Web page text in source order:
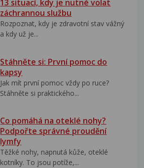
13 situací, kdy je nutné volat
záchrannou službu
Rozpoznat, kdy je zdravotní stav vážný
a kdy už je...
Stáhněte si: První pomoc do
kapsy
Jak mít první pomoc vždy po ruce?
Stáhněte si praktického...
Co pomáhá na oteklé nohy?
Podpořte správné proudění
lymfy
Těžké nohy, napnutá kůže, oteklé
kotníky. To jsou potíže,...